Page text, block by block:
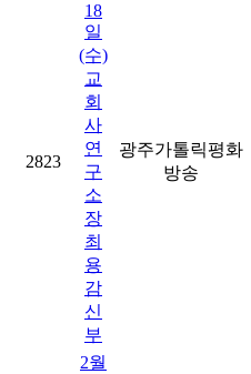
2823
18
일
(수)
교
회
사
연
구
소
장
최
용
감
신
부
광주가톨릭평화
방송
2월